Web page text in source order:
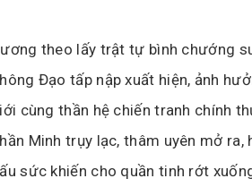
theo lấy trật tự bình chướng
Đạo tấp nập xuất hiện, ảnh
cùng thần hệ chiến tranh chính
Minh trụy lạc, thâm uyên mở
sức khiến cho quần tinh rớt